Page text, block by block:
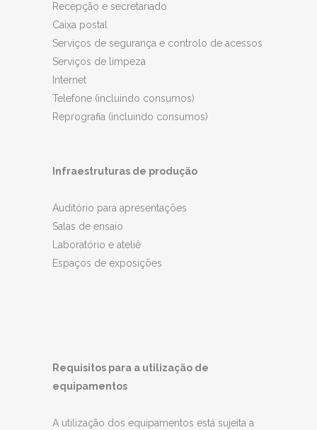
Recepção e secretariado
Caixa postal
Serviços de segurança e controlo de acessos
Serviços de limpeza
Internet
Telefone (incluindo consumos)
Reprografia (incluindo consumos)
Infraestruturas de produção
Auditório para apresentações
Salas de ensaio
Laboratório e ateliê
Espaços de exposições
Requisitos para a utilização de
equipamentos
A utilização dos equipamentos está sujeita a